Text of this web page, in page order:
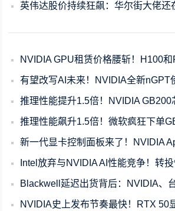
英伟达股价持续狂飙：华尔街大佬还在争相抬
NVIDIA GPU租赁价格腰斩！H100和RTX 4090双
有望改写AI未来！NVIDIA全新nGPT使训练速度
推理性能提升1.5倍！NVIDIA GB200芯片订单爆增：微软
推理性能飙升1.5倍！微软疯狂下单GB200芯片提升
新一代显卡控制面板来了！NVIDIA App将与RTX 50系
Intel放弃与NVIDIA AI性能竞争！转投性
Blackwell延迟出货背后：NVIDIA、台积电被曝互
NVIDIA史上发布节奏最快！RTX 50显卡全系敲定：最高